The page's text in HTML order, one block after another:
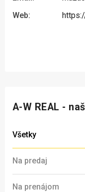
Web:
A-W REAL -
Všetky
Na predaj
Na prenájom